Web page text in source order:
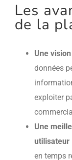
Les
de la
Une
données
exploiter
Une
utilisateur
en temps